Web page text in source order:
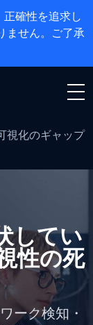
確性を追求し
ません。ご了承
視化のギャップ
してい
性の死
ーク検知・